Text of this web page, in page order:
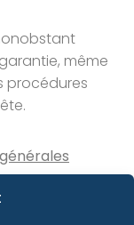
même
procédures